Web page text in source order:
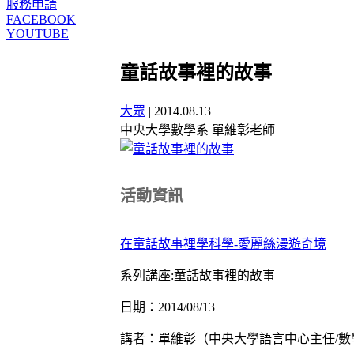
服務申請
FACEBOOK
YOUTUBE
童話故事裡的故事
大眾 | 2014.08.13
中央大學數學系 單維彰老師
活動資訊
在童話故事裡學科學-愛麗絲漫遊奇境
系列講座:童話故事裡的故事
日期：2014/08/13
講者：單維彰（中央大學語言中心主任/數